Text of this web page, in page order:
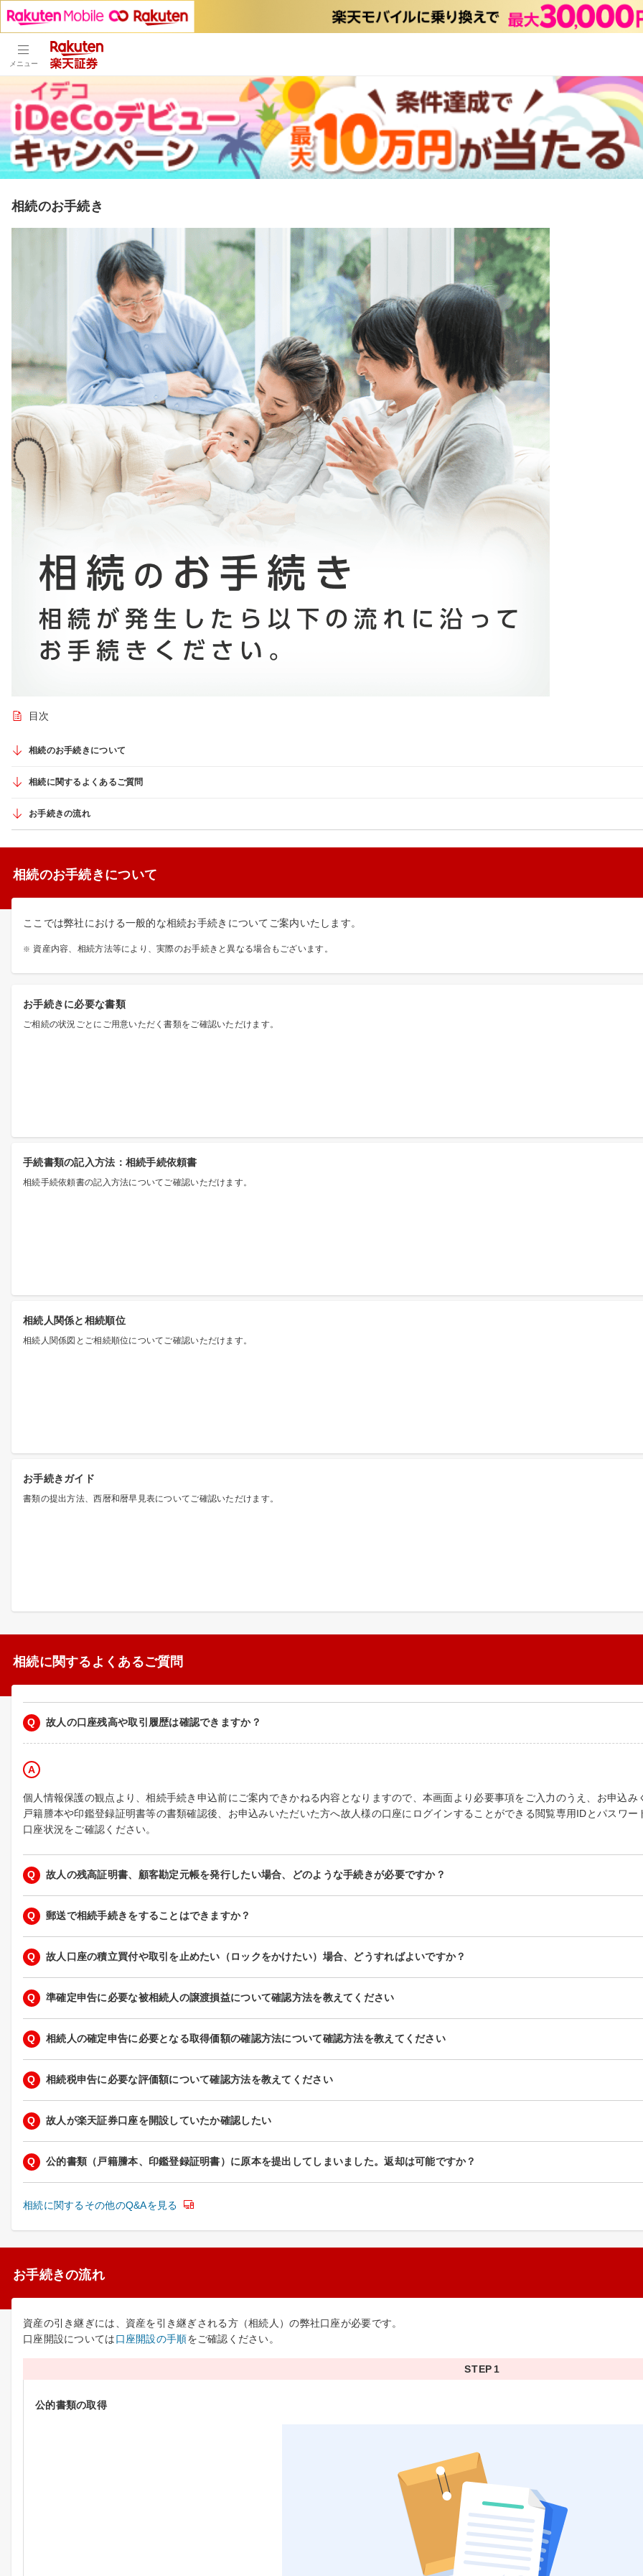
メニュー
相続のお手続き
目次
相続のお手続きについて
相続に関するよくあるご質問
お手続きの流れ
相続のお手続きについて
ここでは弊社における一般的な相続お手続きについてご案内いたします。
資産内容、相続方法等により、実際のお手続きと異なる場合もございます。
お手続きに必要な書類
ご相続の状況ごとにご用意いただく書類をご確認いただけます。
手続書類の記入方法：相続手続依頼書
相続手続依頼書の記入方法についてご確認いただけます。
相続人関係と相続順位
相続人関係図とご相続順位についてご確認いただけます。
お手続きガイド
書類の提出方法、西暦和暦早見表についてご確認いただけます。
相続に関するよくあるご質問
Q 故人の口座残高や取引履歴は確認できますか？
A
個人情報保護の観点より、相続手続き申込前にご案内できかねる内容となりますので、本画面より必要事項をご入力のうえ、お申込み
戸籍謄本や印鑑登録証明書等の書類確認後、お申込みいただいた方へ故人様の口座にログインすることができる閲覧専用IDとパスワ
口座状況をご確認ください。
Q 故人の残高証明書、顧客勘定元帳を発行したい場合、どのような手続きが必要ですか？
Q 郵送で相続手続きをすることはできますか？
Q 故人口座の積立買付や取引を止めたい（ロックをかけたい）場合、どうすればよいですか？
Q 準確定申告に必要な被相続人の譲渡損益について確認方法を教えてください
Q 相続人の確定申告に必要となる取得価額の確認方法について確認方法を教えてください
Q 相続税申告に必要な評価額について確認方法を教えてください
Q 故人が楽天証券口座を開設していたか確認したい
Q 公的書類（戸籍謄本、印鑑登録証明書）に原本を提出してしまいました。返却は可能ですか？
相続に関するその他のQ&Aを見る
お手続きの流れ
資産の引き継ぎには、資産を引き継ぎされる方（相続人）の弊社口座が必要です。
口座開設については口座開設の手順をご確認ください。
STEP
公的書類の取得